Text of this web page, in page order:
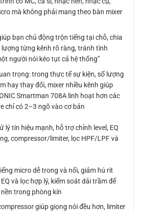
mà không phải mang theo bàn mixer
bạn chủ động trộn tiếng tại chỗ, chia
lượng từng kênh rõ ràng, tránh tình
người nói kéo tụt cả hệ thống”
trọng: trong thực tế sự kiện, số lượng
hay thay đổi, mixer nhiều kênh giúp
Smartman 708A linh hoạt hơn các
chỉ có 2–3 ngõ vào cơ bản
lý tín hiệu mạnh, hỗ trợ chỉnh level, EQ
compressor/limiter, lọc HPF/LPF và
micro dễ trong và nổi, giảm hú rít
và lọc hợp lý, kiểm soát dải trầm để
trong phòng kín
giúp giọng nói đều hơn, limiter